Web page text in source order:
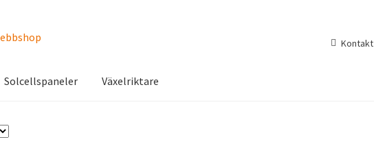
Kontakt
Solcellspaneler Växelriktare